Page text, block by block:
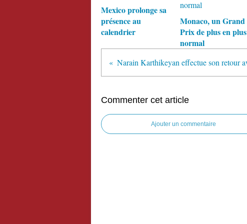
Mexico prolonge sa
présence au
calendrier
Monaco, un Grand
Prix de plus en plus
normal
Commenter cet article
Ajouter un commentaire